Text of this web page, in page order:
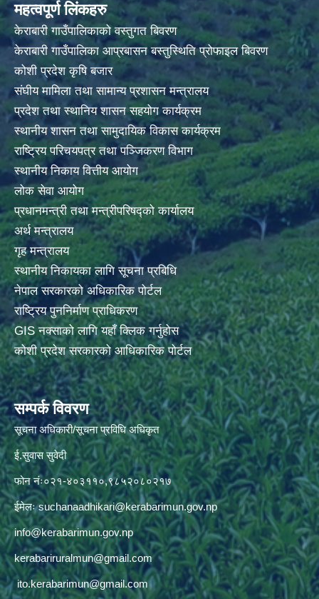
महत्वपूर्ण लिंकहरु
केराबारी गाउँपालिकाको वस्तुगत बिवरण
केराबारी गाउँपालिका आप्रबासन बस्तुस्थिति प्रोफाइल बिवरण
कोशी प्रदेश कृषि बजार
संघीय मामिला तथा सामान्य प्रशासन मन्त्रालय
प्रदेश तथा स्थानिय शासन सहयोग कार्यक्रम
स्थानीय शासन तथा सामुदायिक विकास कार्यक्रम
राष्ट्रिय परिचयपत्र तथा पञ्जिकरण विभाग
स्थानीय निकाय वित्तीय आयोग
लोक सेवा आयोग
प्रधानमन्त्री तथा मन्त्रीपरिषद्को कार्यालय
अर्थ मन्त्रालय
गृह मन्त्रालय
स्थानीय निकायका लागि सूचना प्रबिधि
नेपाल सरकारको अधिकारिक पोर्टल
राष्ट्रिय पुननिर्माण प्राधिकरण
GIS नक्साको लागि यहाँ क्लिक गर्नुहोस
कोशी प्रदेश सरकारको आधिकारिक पोर्टल
सम्पर्क विवरण
सूचना अधिकारी/सूचना प्रविधि अधिकृत
ई.सुवास सुवेदी
फोन नंः०२१-४०३११०,९८५२०८०२१७
ईमेलःsuchanaadhikari@kerabarimun.gov.np
info@kerabarimun.gov.np
kerabariruralmun@gmail.com
ito.kerabarimun@gmail.com